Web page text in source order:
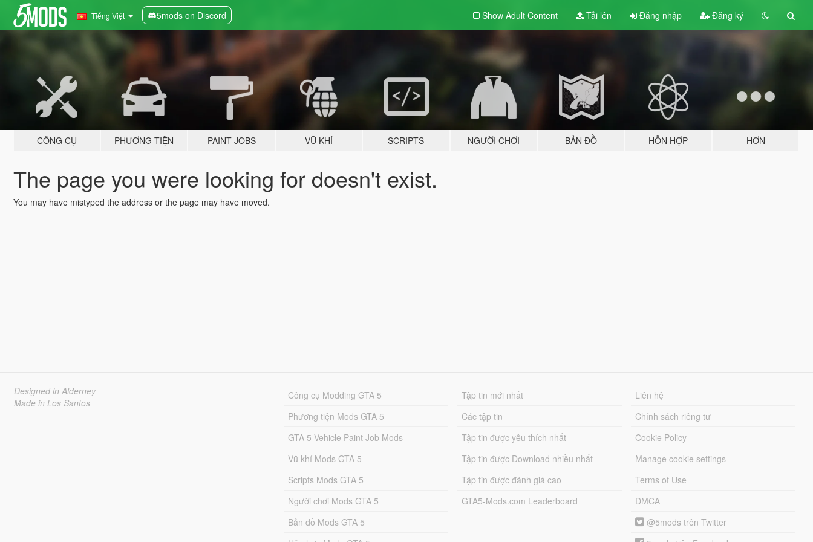
Tiếng Việt 5mods on Discord Show Adult Content Tải lên Đăng nhập Đăng ký
CÔNG CỤ PHƯƠNG TIỆN PAINT JOBS VŨ KHÍ SCRIPTS NGƯỜI CHƠI BẢN ĐỒ HỖN HỢP HƠN
The page you were looking for doesn't exist.
You may have mistyped the address or the page may have moved.
Designed in Alderney
Made in Los Santos
Công cụ Modding GTA 5
Phương tiện Mods GTA 5
GTA 5 Vehicle Paint Job Mods
Vũ khí Mods GTA 5
Scripts Mods GTA 5
Người chơi Mods GTA 5
Bản đồ Mods GTA 5
Tập tin mới nhất
Các tập tin
Tập tin được yêu thích nhất
Tập tin được Download nhiều nhất
Tập tin được đánh giá cao
GTA5-Mods.com Leaderboard
Liên hệ
Chính sách riêng tư
Cookie Policy
Manage cookie settings
Terms of Use
DMCA
@5mods trên Twitter